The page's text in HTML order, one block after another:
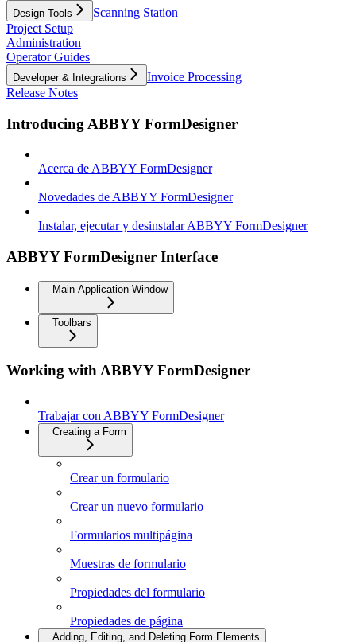
Design Tools
Scanning Station
Project Setup
Administration
Operator Guides
Developer & Integrations
Invoice Processing
Release Notes
Introducing ABBYY FormDesigner
Acerca de ABBYY FormDesigner
Novedades de ABBYY FormDesigner
Instalar, ejecutar y desinstalar ABBYY FormDesigner
ABBYY FormDesigner Interface
Main Application Window
Toolbars
Working with ABBYY FormDesigner
Trabajar con ABBYY FormDesigner
Creating a Form
Crear un formulario
Crear un nuevo formulario
Formularios multipágina
Muestras de formulario
Propiedades del formulario
Propiedades de página
Adding, Editing, and Deleting Form Elements